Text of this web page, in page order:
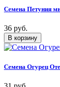
Семена Петуния
36 руб.
Семена Огурец